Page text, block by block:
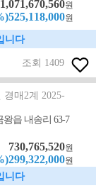
1,071,670,560원
원
니다
조회 1409
매2계 2025-
읍 내송리 63-7
730,765,520원
원
니다